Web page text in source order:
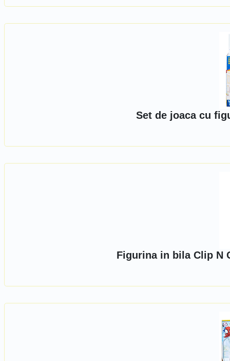
Set de joaca cu
Figurina in bila Clip N